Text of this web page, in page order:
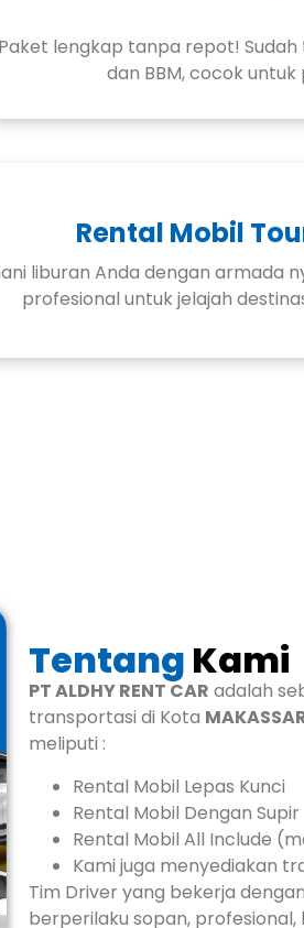
Paket lengkap tanpa repot!
dan BBM, cocok
Rental Mobil
liburan Anda dengan armada
profesional untuk jelajah
Tentang Kami
PT ALDHY RENT CAR adalah
transportasi di Kota
meliputi :
Rental Mobil Lepas Kunci
Rental Mobil Dengan Supir
Rental Mobil All Include
Kami juga menyediakan
Tim Driver yang bekerja
berperilaku sopan,